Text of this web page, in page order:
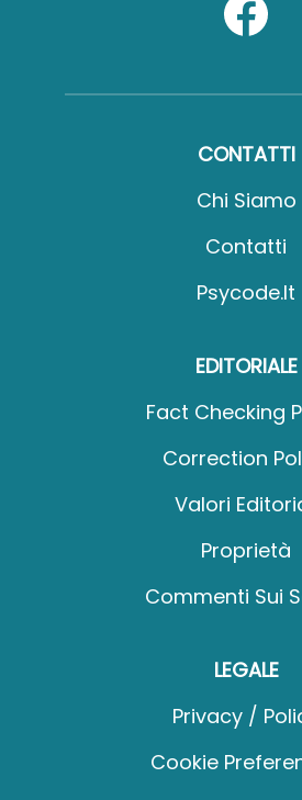
CONTATTI
Chi Siamo
Contatti
Psycode.it
EDITORIALE
Fact Checking
Correction
Valori
Proprietà
Commenti Sui
LEGALE
Privacy /
Cookie